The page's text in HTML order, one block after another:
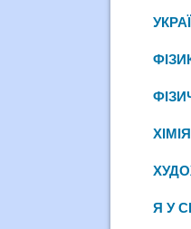
ХІМІЯ
Я У